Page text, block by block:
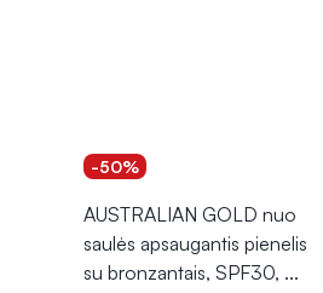
-50%
AUSTRALIAN GOLD nuo
saulės apsaugantis pienelis
su bronzantais, SPF30, ...